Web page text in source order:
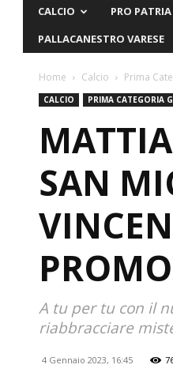
CALCIO PRO PATRIA
PALLACANESTRO VARESE
Home Calcio Prima
CALCIO PRIMA CATEGORIA
SAN
A tu per tu con il
riabbracciare
4 Gennaio 2023, 16:45